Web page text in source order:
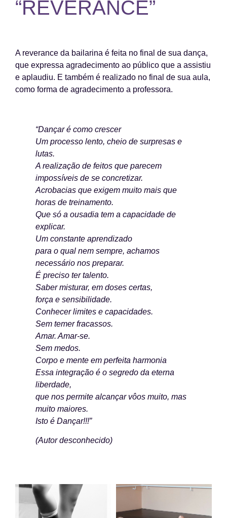
“REVERANCE”
A reverance da bailarina é feita no final de sua dança,
que expressa agradecimento ao público que a assistiu
e aplaudiu. E também é realizado no final de sua aula,
como forma de agradecimento a professora.
“Dançar é como crescer
Um processo lento, cheio de surpresas e
lutas.
A realização de feitos que parecem
impossíveis de se concretizar.
Acrobacias que exigem muito mais que
horas de treinamento.
Que só a ousadia tem a capacidade de
explicar.
Um constante aprendizado
para o qual nem sempre, achamos
necessário nos preparar.
É preciso ter talento.
Saber misturar, em doses certas,
força e sensibilidade.
Conhecer limites e capacidades.
Sem temer fracassos.
Amar. Amar-se.
Sem medos.
Corpo e mente em perfeita harmonia
Essa integração é o segredo da eterna
liberdade,
que nos permite alcançar vôos muito, mas
muito maiores.
Isto é Dançar!!!”
(Autor desconhecido)